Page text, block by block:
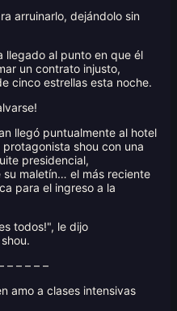
arruinarlo, dejándolo sin
llegado al punto en que él
un contrato injusto,
cinco estrellas esta noche.
llegó puntualmente al hotel
shou con una
presidencial,
su maletín… el más reciente
para el ingreso a la
todos!", le dijo
– – – – –
amo a clases intensivas